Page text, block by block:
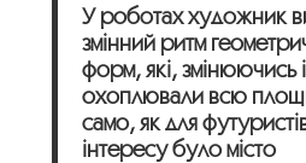
У роботах художник
змінний ритм
форм, які, змінюючись
охоплювали всю
само, як для
інтересу було місто